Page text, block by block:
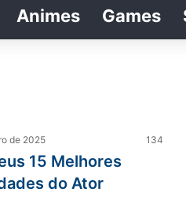
Animes Games
de 2025 134
15 Melhores
do Ator